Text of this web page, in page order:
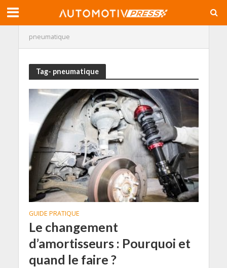
pneumatique
Tag- pneumatique
GUIDE PRATIQUE
Le changement
d’amortisseurs : Pourquoi et
quand le faire ?